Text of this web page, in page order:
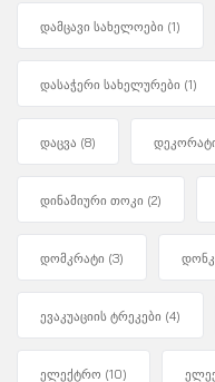
დამცავი სახელოები (1)
დასაჭერი სახელურები (1)
დაცვა (8)
დინამიური თოკი (2)
დომკრატი (3)
ევაკუაციის ტრეკები (4)
ელექტრო (10)